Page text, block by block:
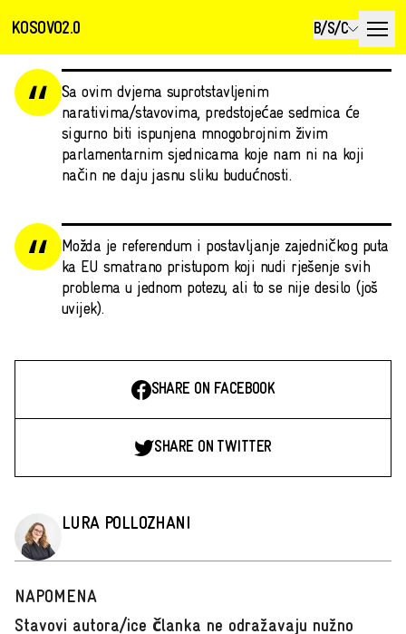
KOSOVO2.0 B/S/C
Sa ovim dvjema suprotstavljenim
narativima/stavovima, predstojećae sedmica će
sigurno biti ispunjena mnogobrojnim živim
parlamentarnim sjednicama koje nam ni na koji
način ne daju jasnu sliku budućnosti.
Možda je referendum i postavljanje zajedničkog puta
ka EU smatrano pristupom koji nudi rješenje svih
problema u jednom potezu, ali to se nije desilo (još
uvijek).
SHARE ON FACEBOOK
SHARE ON TWITTER
LURA POLLOZHANI
NAPOMENA
Stavovi autora/ice članka ne odražavaju nužno